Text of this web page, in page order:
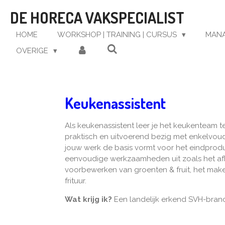
direct
naar
hoofdinhoud
DE HORECA VAKSPECIALIST
HOME WORKSHOP | TRAINING | CURSUS
OVERIGE
Keukenassistent
Als keukenassistent leer je het keukenteam
praktisch en uitvoerend bezig met
jouw werk de basis vormt voor het
eenvoudige werkzaamheden uit zoals het
voorbewerken van groenten & fruit, het
frituur.
Wat krijg ik? Een landelijk erkend SVH-